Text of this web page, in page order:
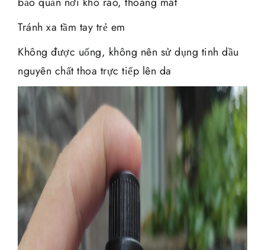
Tránh xa tầm tay trẻ em
Không được uống, không nên sử dụng tinh dầu
nguyên chất thoa trực tiếp lên da